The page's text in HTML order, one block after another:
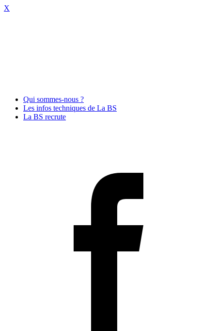
X
Qui sommes-nous ?
Les infos techniques de La BS
La BS recrute